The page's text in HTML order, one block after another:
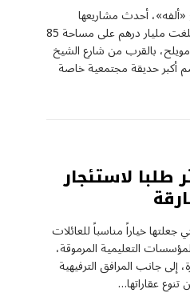
أحدث مشاريعها
السكنية في الشارقة بكلفة إجمالية 2.5 بلغت مليار درهم على مساحة 85
بالقرب من شارع الشيخ
من 12 مبنى ويضم أكبر حديقة مجتمعية خاصة
طلبا لاستئجار
جعلتها خياراً مناسباً للعائلات
التعليمية المرموقة،
إلى جانب المرافق الترفيهية
عقاراتها…